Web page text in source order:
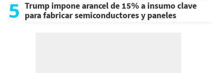
5 Trump impone arancel de 15% a insumo clave
para fabricar semiconductores y paneles